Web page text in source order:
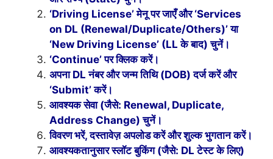
‘Driving License’ मेनू पर जाएँ और ‘Services
on DL (Renewal/Duplicate/Others)’ या
‘New Driving License’ (LL के बाद) चुनें।
‘Continue’ पर क्लिक करें।
अपना DL नंबर और जन्म तिथि (DOB) दर्ज करें और
‘Submit’ करें।
आवश्यक सेवा (जैसे: Renewal, Duplicate,
Address Change) चुनें।
विवरण भरें, दस्तावेज़ अपलोड करें और शुल्क भुगतान करें।
आवश्यकतानुसार स्लॉट बुकिंग (जैसे: DL टेस्ट के लिए)